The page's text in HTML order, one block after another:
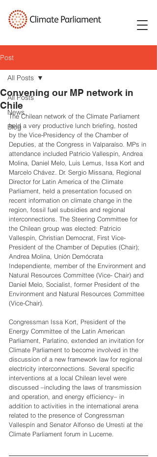
Post
All Posts
News
Blog
All Posts
Convening our MP network in
Chile
The Chilean network of the Climate Parliament
held a very productive lunch briefing, hosted
by the Vice-Presidency of the Chamber of
Deputies, at the Congress in Valparaíso. MPs in
attendance included Patricio Vallespín, Andrea
Molina, Daniel Melo, Luis Lemus, Issa Kort and
Marcelo Chávez. Dr. Sergio Missana, Regional
Director for Latin America of the Climate
Parliament, held a presentation focused on
recent information on climate change in the
region, fossil fuel subsidies and regional
interconnections. The Steering Committee for
the Chilean group was elected: Patricio
Vallespín, Christian Democrat, First Vice-
President of the Chamber of Deputies (Chair);
Andrea Molina, Unión Demócrata
Independiente, member of the Environment and
Natural Resources Committee (Vice- Chair) and
Daniel Melo, Socialist, former President of the
Environment and Natural Resources Committee
(Vice-Chair).
Congressman Issa Kort, President of the
Energy Committee of the Latin American
Parliament, Parlatino, extended an invitation for
Climate Parliament to become involved in the
discussion of a new framework law for regional
electricity interconnections. Several specific
interventions at a local Chilean level were
discussed –including the laws of transmission
and operation, and energy efficiency– in
addition to activities in the international arena
related to the presence of Congressman
Vallespín and Senator Alfonso de Urresti at the
Climate Parliament forum in Lucerne.